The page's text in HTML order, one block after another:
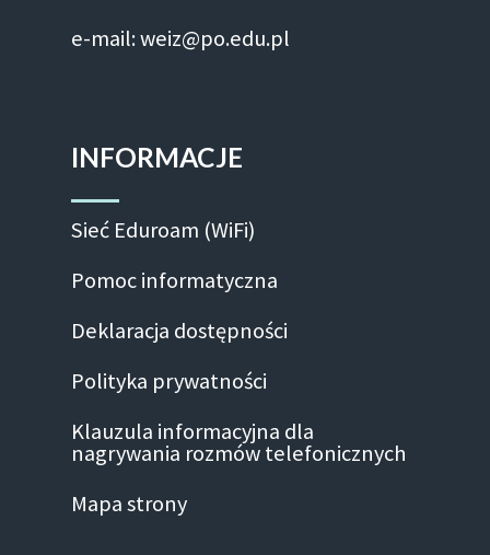
e-mail: weiz@po.edu.pl
INFORMACJE
Sieć Eduroam (WiFi)
Pomoc informatyczna
Deklaracja dostępności
Polityka prywatności
Klauzula informacyjna dla
nagrywania rozmów telefonicznych
Mapa strony